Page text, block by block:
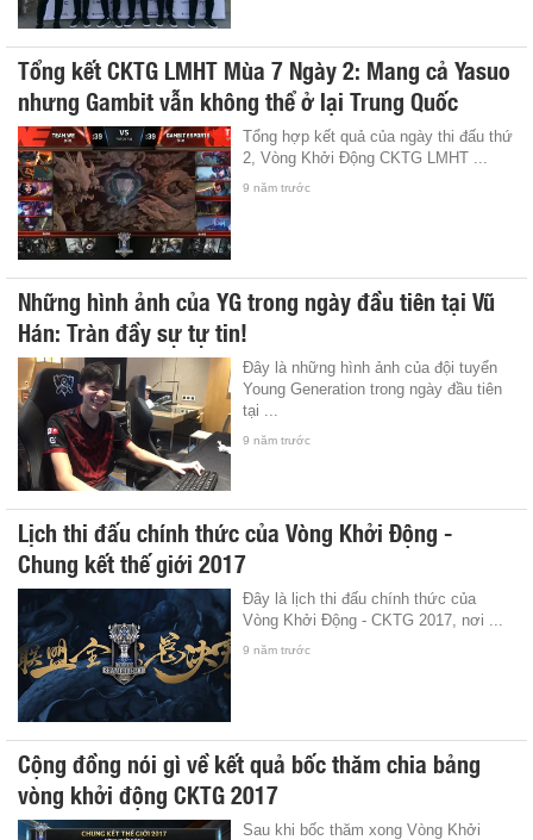
Tổng kết CKTG LMHT Mùa 7 Ngày 2: Mang cả Yasuo
nhưng Gambit vẫn không thể ở lại Trung Quốc
Tổng hợp kết quả của ngày thi đấu thứ
2, Vòng Khởi Động CKTG LMHT ...
9 năm trước
Những hình ảnh của YG trong ngày đầu tiên tại Vũ
Hán: Tràn đầy sự tự tin!
Đây là những hình ảnh của đội tuyển
Young Generation trong ngày đầu tiên
tại ...
9 năm trước
Lịch thi đấu chính thức của Vòng Khởi Động -
Chung kết thế giới 2017
Đây là lịch thi đấu chính thức của
Vòng Khởi Động - CKTG 2017, nơi ...
9 năm trước
Cộng đồng nói gì về kết quả bốc thăm chia bảng
vòng khởi động CKTG 2017
Sau khi bốc thăm xong Vòng Khởi